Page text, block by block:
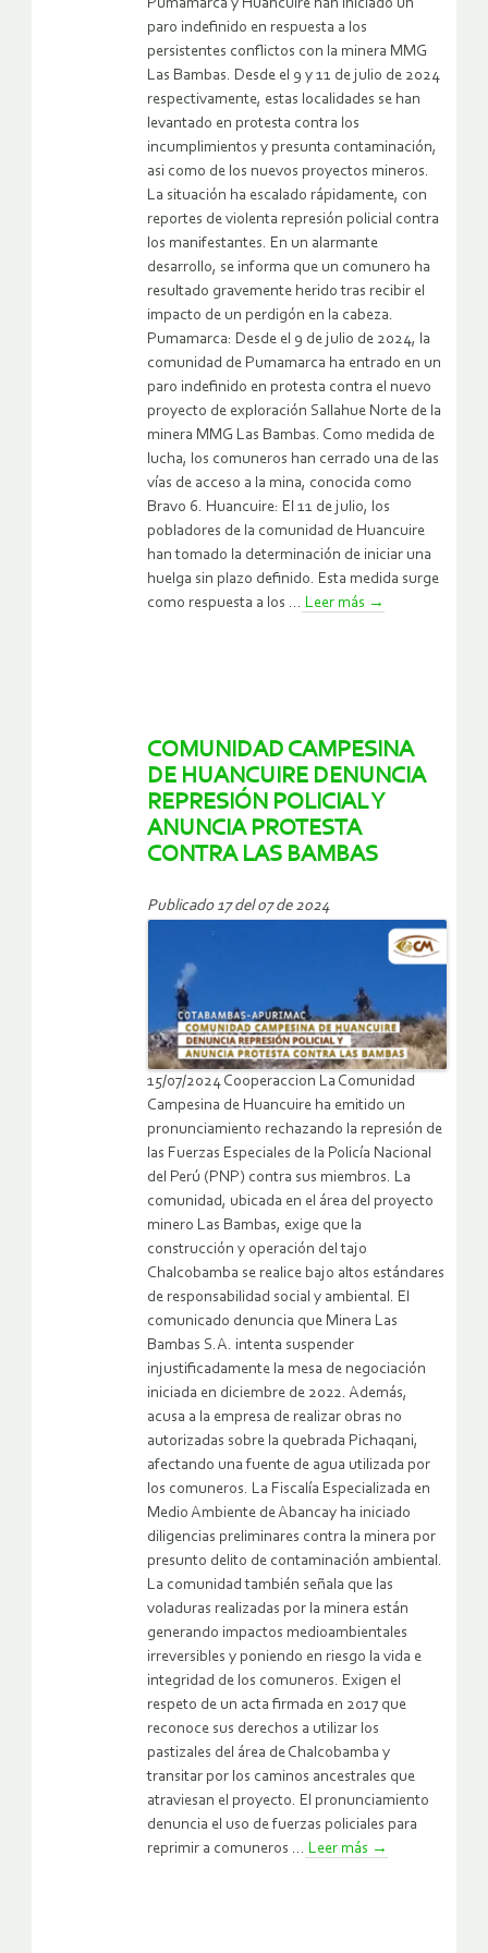
Pumamarca y Huancuire han iniciado un
paro indefinido en respuesta a los
persistentes conflictos con la minera MMG
Las Bambas. Desde el 9 y 11 de julio de 2024
respectivamente, estas localidades se han
levantado en protesta contra los
incumplimientos y presunta contaminación,
asi como de los nuevos proyectos mineros.
La situación ha escalado rápidamente, con
reportes de violenta represión policial contra
los manifestantes. En un alarmante
desarrollo, se informa que un comunero ha
resultado gravemente herido tras recibir el
impacto de un perdigón en la cabeza.
Pumamarca: Desde el 9 de julio de 2024, la
comunidad de Pumamarca ha entrado en un
paro indefinido en protesta contra el nuevo
proyecto de exploración Sallahue Norte de la
minera MMG Las Bambas. Como medida de
lucha, los comuneros han cerrado una de las
vías de acceso a la mina, conocida como
Bravo 6. Huancuire: El 11 de julio, los
pobladores de la comunidad de Huancuire
han tomado la determinación de iniciar una
huelga sin plazo definido. Esta medida surge
como respuesta a los ... Leer más →
COMUNIDAD CAMPESINA
DE HUANCUIRE DENUNCIA
REPRESIÓN POLICIAL Y
ANUNCIA PROTESTA
CONTRA LAS BAMBAS
Publicado 17 del 07 de 2024
15/07/2024 Cooperaccion La Comunidad
Campesina de Huancuire ha emitido un
pronunciamiento rechazando la represión de
las Fuerzas Especiales de la Policía Nacional
del Perú (PNP) contra sus miembros. La
comunidad, ubicada en el área del proyecto
minero Las Bambas, exige que la
construcción y operación del tajo
Chalcobamba se realice bajo altos estándares
de responsabilidad social y ambiental. El
comunicado denuncia que Minera Las
Bambas S.A. intenta suspender
injustificadamente la mesa de negociación
iniciada en diciembre de 2022. Además,
acusa a la empresa de realizar obras no
autorizadas sobre la quebrada Pichaqani,
afectando una fuente de agua utilizada por
los comuneros. La Fiscalía Especializada en
Medio Ambiente de Abancay ha iniciado
diligencias preliminares contra la minera por
presunto delito de contaminación ambiental.
La comunidad también señala que las
voladuras realizadas por la minera están
generando impactos medioambientales
irreversibles y poniendo en riesgo la vida e
integridad de los comuneros. Exigen el
respeto de un acta firmada en 2017 que
reconoce sus derechos a utilizar los
pastizales del área de Chalcobamba y
transitar por los caminos ancestrales que
atraviesan el proyecto. El pronunciamiento
denuncia el uso de fuerzas policiales para
reprimir a comuneros ... Leer más →